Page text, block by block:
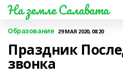
На земле Салавата
Образование 29 МАЯ 2020, 08:20
Праздник
звонка